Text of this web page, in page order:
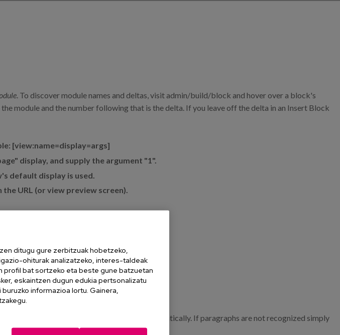
. To discover module names and deltas, visit admin/build/block and hover over a block's
module and the number following that is the delta. If you leave off the delta in an Insert Block
[view:name=display=args]
display, and supply the argument "1".
default display is used.
URL (or view preview screen).
</p> close paragraph tags are inserted automatically. If paragraphs are not recognized simply
ditugu gure zerbitzuak hobetzeko,
ohiturak analizatzeko, interes-taldeak
profil bat sortzeko eta beste gune batzuetan
eskaintzen dugun edukia pertsonalizatu
informazioa lortu. Gainera,